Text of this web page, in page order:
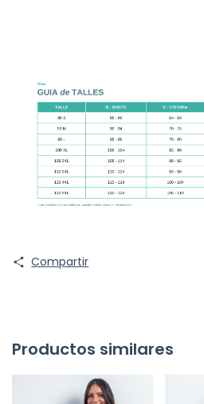
Compartir
Productos similares